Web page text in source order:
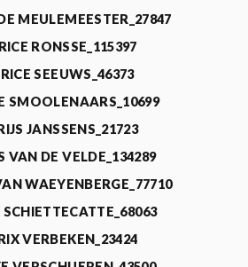
MEULEMEESTER_27847
RONSSE_115397
SEEUWS_46373
SMOOLENAARS_10699
JANSSENS_21723
VAN DE VELDE_134289
WAEYENBERGE_77710
SCHIETTECATTE_68063
VERBEKEN_23424